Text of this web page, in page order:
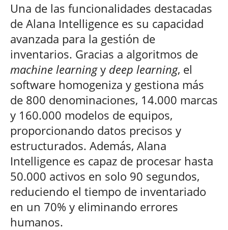
Una de las funcionalidades destacadas
de Alana Intelligence es su capacidad
avanzada para la gestión de
inventarios. Gracias a algoritmos de
machine learningy deep learning, el
software homogeniza y gestiona más
de 800 denominaciones, 14.000 marcas
y 160.000 modelos de equipos,
proporcionando datos precisos y
estructurados. Además, Alana
Intelligence es capaz de procesar hasta
50.000 activos en solo 90 segundos,
reduciendo el tiempo de inventariado
en un 70% y eliminando errores
humanos.